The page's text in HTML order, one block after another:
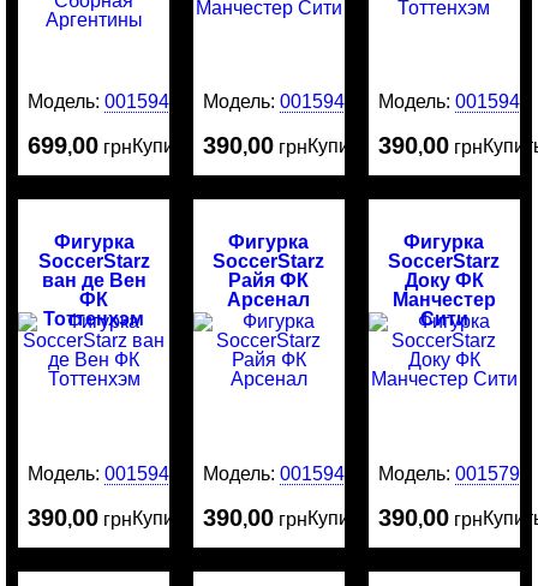
Модель:0015946
699,00 грнКупить
Модель:0015945
390,00 грнКупить
Модель: 0015944
390,00 грн
Фигурка
SoccerStarz
ван де Вен
ФК
Тоттенхэм
Модель:0015943
390,00 грнКупить
Фигурка
SoccerStarz
Райя ФК
Арсенал
Модель:0015942
390,00 грнКупить
Фигурка
SoccerStarz
Доку ФК
Манчестер
Сити
Модель: 0015799
390,00 грн